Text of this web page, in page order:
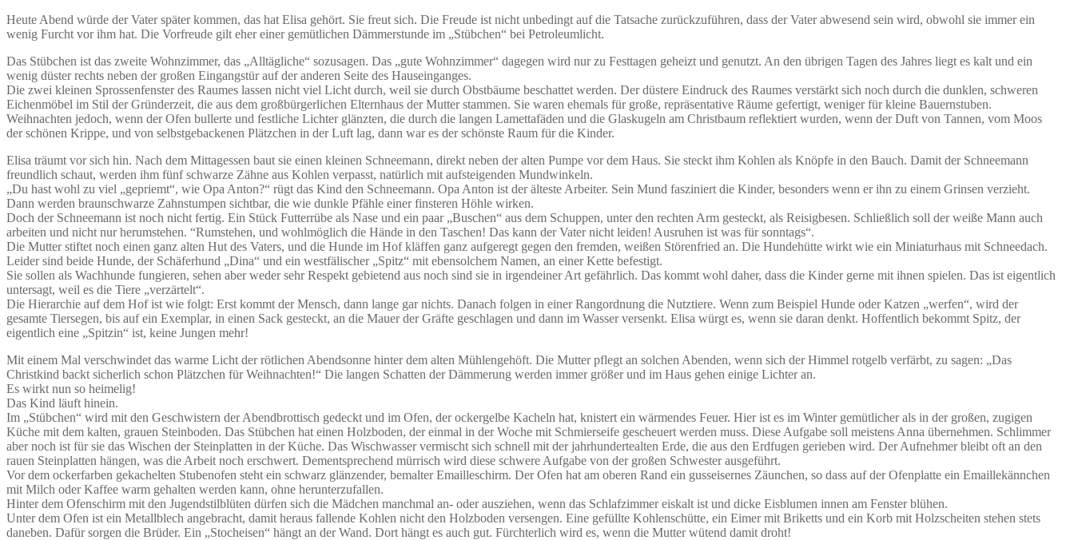
Heute Abend würde der Vater später kommen, das hat Elisa gehört. Sie freut sich. Die Freude ist nicht unbedingt auf die Tatsache zurückzuführen, dass der Vater abwesend sein wird, obwohl sie immer ein
wenig Furcht vor ihm hat. Die Vorfreude gilt eher einer gemütlichen Dämmerstunde im „Stübchen“ bei Petroleumlicht.
Das Stübchen ist das zweite Wohnzimmer, das „Alltägliche“ sozusagen. Das „gute Wohnzimmer“ dagegen wird nur zu Festtagen geheizt und genutzt. An den übrigen Tagen des Jahres liegt es kalt und ein
wenig düster rechts neben der großen Eingangstür auf der anderen Seite des Hauseinganges.
Die zwei kleinen Sprossenfenster des Raumes lassen nicht viel Licht durch, weil sie durch Obstbäume beschattet werden. Der düstere Eindruck des Raumes verstärkt sich noch durch die dunklen, schweren
Eichenmöbel im Stil der Gründerzeit, die aus dem großbürgerlichen Elternhaus der Mutter stammen. Sie waren ehemals für große, repräsentative Räume gefertigt, weniger für kleine Bauernstuben.
Weihnachten jedoch, wenn der Ofen bullerte und festliche Lichter glänzten, die durch die langen Lamettafäden und die Glaskugeln am Christbaum reflektiert wurden, wenn der Duft von Tannen, vom Moos
der schönen Krippe, und von selbstgebackenen Plätzchen in der Luft lag, dann war es der schönste Raum für die Kinder.
Elisa träumt vor sich hin. Nach dem Mittagessen baut sie einen kleinen Schneemann, direkt neben der alten Pumpe vor dem Haus. Sie steckt ihm Kohlen als Knöpfe in den Bauch. Damit der Schneemann
freundlich schaut, werden ihm fünf schwarze Zähne aus Kohlen verpasst, natürlich mit aufsteigenden Mundwinkeln.
„Du hast wohl zu viel „gepriemt“, wie Opa Anton?“ rügt das Kind den Schneemann. Opa Anton ist der älteste Arbeiter. Sein Mund fasziniert die Kinder, besonders wenn er ihn zu einem Grinsen verzieht.
Dann werden braunschwarze Zahnstumpen sichtbar, die wie dunkle Pfähle einer finsteren Höhle wirken.
Doch der Schneemann ist noch nicht fertig. Ein Stück Futterrübe als Nase und ein paar „Buschen“ aus dem Schuppen, unter den rechten Arm gesteckt, als Reisigbesen. Schließlich soll der weiße Mann auch
arbeiten und nicht nur herumstehen. “Rumstehen, und wohlmöglich die Hände in den Taschen! Das kann der Vater nicht leiden! Ausruhen ist was für sonntags“.
Die Mutter stiftet noch einen ganz alten Hut des Vaters, und die Hunde im Hof kläffen ganz aufgeregt gegen den fremden, weißen Störenfried an. Die Hundehütte wirkt wie ein Miniaturhaus mit Schneedach.
Leider sind beide Hunde, der Schäferhund „Dina“ und ein westfälischer „Spitz“ mit ebensolchem Namen, an einer Kette befestigt.
Sie sollen als Wachhunde fungieren, sehen aber weder sehr Respekt gebietend aus noch sind sie in irgendeiner Art gefährlich. Das kommt wohl daher, dass die Kinder gerne mit ihnen spielen. Das ist eigentlich
untersagt, weil es die Tiere „verzärtelt“.
Die Hierarchie auf dem Hof ist wie folgt: Erst kommt der Mensch, dann lange gar nichts. Danach folgen in einer Rangordnung die Nutztiere. Wenn zum Beispiel Hunde oder Katzen „werfen“, wird der
gesamte Tiersegen, bis auf ein Exemplar, in einen Sack gesteckt, an die Mauer der Gräfte geschlagen und dann im Wasser versenkt. Elisa würgt es, wenn sie daran denkt. Hoffentlich bekommt Spitz, der
eigentlich eine „Spitzin“ ist, keine Jungen mehr!
Mit einem Mal verschwindet das warme Licht der rötlichen Abendsonne hinter dem alten Mühlengehöft. Die Mutter pflegt an solchen Abenden, wenn sich der Himmel rotgelb verfärbt, zu sagen: „Das
Christkind backt sicherlich schon Plätzchen für Weihnachten!“ Die langen Schatten der Dämmerung werden immer größer und im Haus gehen einige Lichter an.
Es wirkt nun so heimelig!
Das Kind läuft hinein.
Im „Stübchen“ wird mit den Geschwistern der Abendbrottisch gedeckt und im Ofen, der ockergelbe Kacheln hat, knistert ein wärmendes Feuer. Hier ist es im Winter gemütlicher als in der großen, zugigen
Küche mit dem kalten, grauen Steinboden. Das Stübchen hat einen Holzboden, der einmal in der Woche mit Schmierseife gescheuert werden muss. Diese Aufgabe soll meistens Anna übernehmen. Schlimmer
aber noch ist für sie das Wischen der Steinplatten in der Küche. Das Wischwasser vermischt sich schnell mit der jahrhundertealten Erde, die aus den Erdfugen gerieben wird. Der Aufnehmer bleibt oft an den
rauen Steinplatten hängen, was die Arbeit noch erschwert. Dementsprechend mürrisch wird diese schwere Aufgabe von der großen Schwester ausgeführt.
Vor dem ockerfarben gekachelten Stubenofen steht ein schwarz glänzender, bemalter Emailleschirm. Der Ofen hat am oberen Rand ein gusseisernes Zäunchen, so dass auf der Ofenplatte ein Emaillekännchen
mit Milch oder Kaffee warm gehalten werden kann, ohne herunterzufallen.
Hinter dem Ofenschirm mit den Jugendstilblüten dürfen sich die Mädchen manchmal an- oder ausziehen, wenn das Schlafzimmer eiskalt ist und dicke Eisblumen innen am Fenster blühen.
Unter dem Ofen ist ein Metallblech angebracht, damit heraus fallende Kohlen nicht den Holzboden versengen. Eine gefüllte Kohlenschütte, ein Eimer mit Briketts und ein Korb mit Holzscheiten stehen stets
daneben. Dafür sorgen die Brüder. Ein „Stocheisen“ hängt an der Wand. Dort hängt es auch gut. Fürchterlich wird es, wenn die Mutter wütend damit droht!